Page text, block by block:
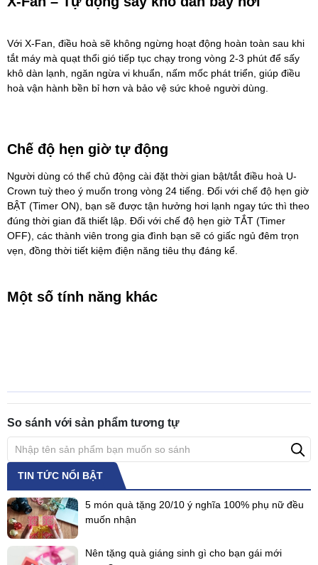
Với X-Fan, điều hoà sẽ không ngừng hoạt động hoàn toàn sau khi
tắt máy mà quạt thổi gió tiếp tục chạy trong vòng 2-3 phút để sấy
khô dàn lạnh, ngăn ngừa vi khuẩn, nấm mốc phát triển, giúp điều
hoà vận hành bền bỉ hơn và bảo vệ sức khoẻ người dùng.
Chế độ hẹn giờ tự động
Người dùng có thể chủ động cài đặt thời gian bật/tắt điều hoà U-
Crown tuỳ theo ý muốn trong vòng 24 tiếng. Đối với chế độ hẹn giờ
BẬT (Timer ON), bạn sẽ được tận hưởng hơi lạnh ngay tức thì theo
đúng thời gian đã thiết lập. Đối với chế độ hẹn giờ TẮT (Timer
OFF), các thành viên trong gia đình bạn sẽ có giấc ngủ đêm trọn
vẹn, đồng thời tiết kiệm điện năng tiêu thụ đáng kể.
Một số tính năng khác
So sánh với sản phẩm tương tự
TIN TỨC NỔI BẬT
5 món quà tặng 20/10 ý nghĩa 100% phụ nữ đều
muốn nhận
Nên tặng quà giáng sinh gì cho bạn gái mới